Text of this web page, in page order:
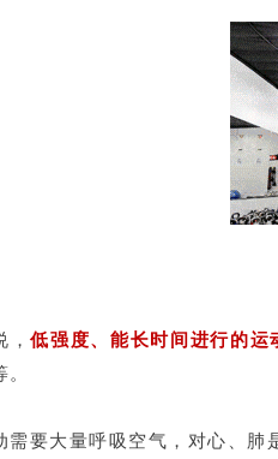
，低强度、能长时间进行的运
需要大量呼吸空气，对心、肺